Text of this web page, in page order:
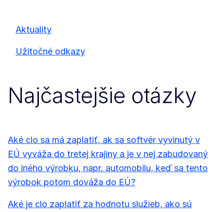
Aktuality
Užitočné odkazy
Najčastejšie otázky
Aké clo sa má zaplatiť, ak sa softvér vyvinutý v
EÚ vyváža do tretej krajiny a je v nej zabudovaný
do iného výrobku, napr. automobilu, keď sa tento
výrobok potom dováža do EÚ?
Aké je clo zaplatiť za hodnotu služieb, ako sú